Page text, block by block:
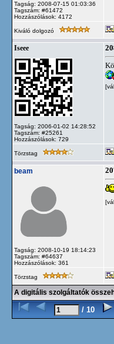
Tagság: 2008-07-15 01:03:36
Tagszám: #61472
Hozzászólások: 4172
Kiváló dolgozó
Iseee
Tagság: 2006-01-02 14:28:52
Tagszám: #25261
Hozzászólások: 729
Törzstag
beam
Tagság: 2008-10-19 18:14:23
Tagszám: #64637
Hozzászólások: 361
Törzstag
A digitális szolgáltatók
/ 10